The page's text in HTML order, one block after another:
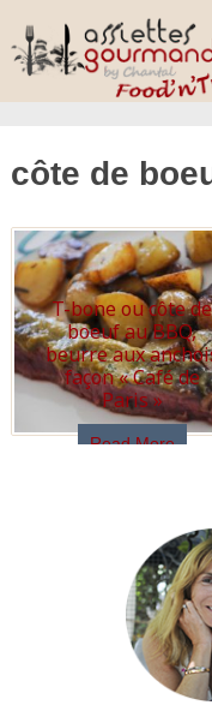
côte de
T-bone ou côte de
boeuf au BBQ,
beurre aux
façon « Café de
Paris »
Read More